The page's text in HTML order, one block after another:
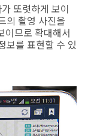
또렷하게 보이
의 촬영 사진을
이므로 확대해서
보를 표현할 수 있